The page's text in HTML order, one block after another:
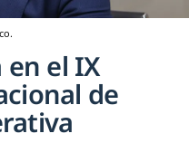
el IX
de